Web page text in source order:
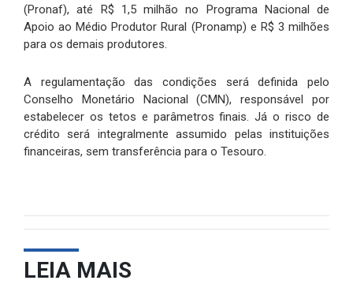
(Pronaf), até R$ 1,5 milhão no Programa Nacional de
Apoio ao Médio Produtor Rural (Pronamp) e R$ 3 milhões
para os demais produtores.
A regulamentação das condições será definida pelo
Conselho Monetário Nacional (CMN), responsável por
estabelecer os tetos e parâmetros finais. Já o risco de
crédito será integralmente assumido pelas instituições
financeiras, sem transferência para o Tesouro.
LEIA MAIS